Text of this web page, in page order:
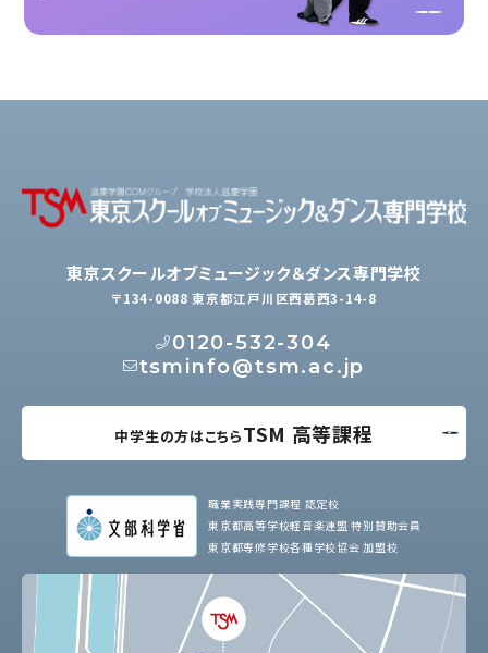
東京スクールオブミュージック＆ダンス専門学校
〒134-0088 東京都江戸川区西葛西3-14-8
0120-532-304
tsminfo@tsm.ac.jp
中学生の方はこちらTSM 高等課程
職業実践専門課程 認定校
東京都高等学校軽音楽連盟 特別賛助会員
東京都専修学校各種学校協会 加盟校